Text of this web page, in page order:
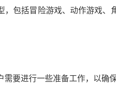
，包括冒险游戏、动作游戏
要进行一些准备工作，以确